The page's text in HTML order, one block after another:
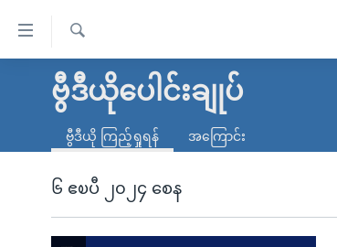
လွယ်ကူ
သည့်
မူလစာမျက်နှာ
ကမ္ဘာ့သတင်းများ
နိုင်ငံတကာ
အမေရိကန်
သတင်းလွတ်လပ်ခွင့်
ရှာဖွေ
ရ
ဗွီဒီယိုပေါင်းချုပ်
ဗွီဒီယို ကြည့်ရှုရန် အကြောင်း
၆ ဧၿပီ ၂၀၂၄ စေန